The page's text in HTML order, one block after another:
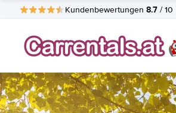
Kundenbewertungen 8.7 / 10